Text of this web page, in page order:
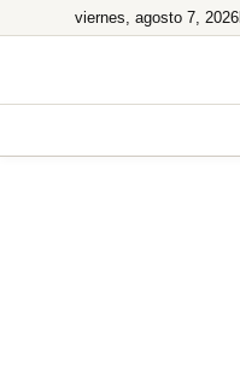
al
viernes, agosto 7, 2026